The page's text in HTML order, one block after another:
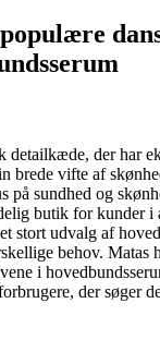
detailkæde, der har
brede vifte af
på sundhed og
butik for kunder i
stort udvalg af
behov. Matas
i
der søger